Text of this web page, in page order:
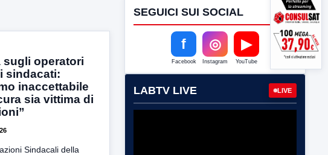
sugli operatori
sindacati:
inaccettabile
sia vittima di
Sindacali della
SEGUICI SUI SOCIAL
f
Facebook
◎
Instagram
▶
YouTube
LABTV LIVE LIVE